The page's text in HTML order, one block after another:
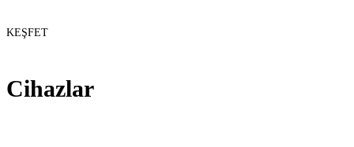
KEŞFET
Cihazlar